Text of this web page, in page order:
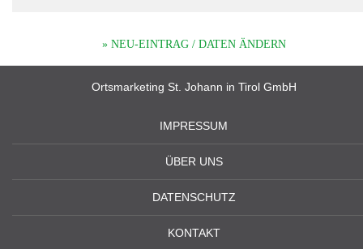
» NEU-EINTRAG / DATEN ÄNDERN
Ortsmarketing St. Johann in Tirol GmbH
IMPRESSUM
ÜBER UNS
DATENSCHUTZ
KONTAKT